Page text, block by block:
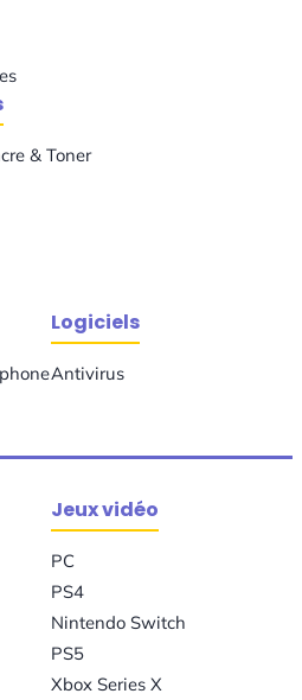
& Toner
Logiciels
Antivirus
Jeux vidéo
PC
PS4
Nintendo Switch
PS5
Xbox Series X